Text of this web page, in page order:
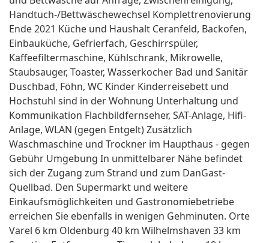
Handtuch-/Bettwäschewechsel Komplettrenovierung
Ende 2021 Küche und Haushalt Ceranfeld, Backofen,
Einbauküche, Gefrierfach, Geschirrspüler,
Kaffeefiltermaschine, Kühlschrank, Mikrowelle,
Staubsauger, Toaster, Wasserkocher Bad und Sanitär
Duschbad, Föhn, WC Kinder Kinderreisebett und
Hochstuhl sind in der Wohnung Unterhaltung und
Kommunikation Flachbildfernseher, SAT-Anlage, Hifi-
Anlage, WLAN (gegen Entgelt) Zusätzlich
Waschmaschine und Trockner im Haupthaus - gegen
Gebühr Umgebung In unmittelbarer Nähe befindet
sich der Zugang zum Strand und zum DanGast-
Quellbad. Den Supermarkt und weitere
Einkaufsmöglichkeiten und Gastronomiebetriebe
erreichen Sie ebenfalls in wenigen Gehminuten. Orte
Varel 6 km Oldenburg 40 km Wilhelmshaven 33 km